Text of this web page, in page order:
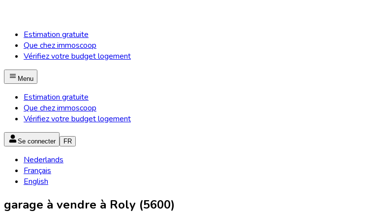
Estimation gratuite
Que chez immoscoop
Vérifiez votre budget logement
Menu
Estimation gratuite
Que chez immoscoop
Vérifiez votre budget logement
Se connecter FR
Nederlands
Français
English
garage à vendre à Roly (5600)